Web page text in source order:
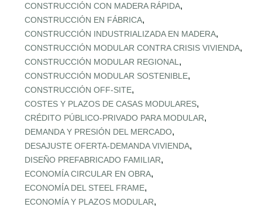
CONSTRUCCIÓN CON MADERA RÁPIDA,
CONSTRUCCIÓN EN FÁBRICA,
CONSTRUCCIÓN INDUSTRIALIZADA EN MADERA,
CONSTRUCCIÓN MODULAR CONTRA CRISIS VIVIENDA,
CONSTRUCCIÓN MODULAR REGIONAL ,
CONSTRUCCIÓN MODULAR SOSTENIBLE,
CONSTRUCCIÓN OFF‑SITE,
COSTES Y PLAZOS DE CASAS MODULARES,
CRÉDITO PÚBLICO‑PRIVADO PARA MODULAR,
DEMANDA Y PRESIÓN DEL MERCADO,
DESAJUSTE OFERTA‑DEMANDA VIVIENDA,
DISEÑO PREFABRICADO FAMILIAR,
ECONOMÍA CIRCULAR EN OBRA,
ECONOMÍA DEL STEEL FRAME,
ECONOMÍA Y PLAZOS MODULAR,